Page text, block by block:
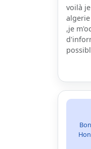
voilà
,je